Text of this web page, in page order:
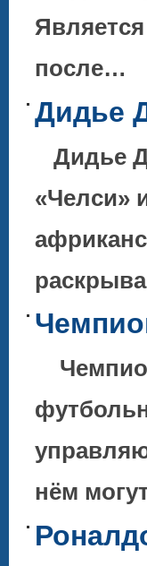
после…
Дидье
Дидье
«Челси»
нём